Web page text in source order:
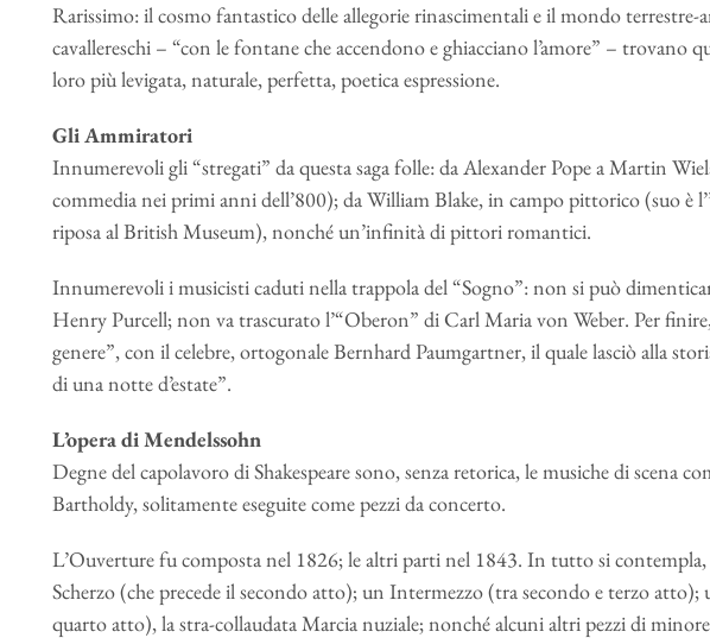
Rarissimo: il cosmo fantastico delle allegorie rinascimentali e il mondo terrestre-
cavallereschi – “con le fontane che accendono e ghiacciano l’amore” – trovano
loro più levigata, naturale, perfetta, poetica espressione.
Gli Ammiratori
Innumerevoli gli “stregati” da questa saga folle: da Alexander Pope a Martin
commedia nei primi anni dell’800); da William Blake, in campo pittorico (suo è
riposa al British Museum), nonché un’infinità di pittori romantici.
Innumerevoli i musicisti caduti nella trappola del “Sogno”: non si può
Henry Purcell; non va trascurato l’“Oberon” di Carl Maria von Weber. Per
genere”, con il celebre, ortogonale Bernhard Paumgartner, il quale lasciò alla
di una notte d’estate”.
L’opera di Mendelssohn
Degne del capolavoro di Shakespeare sono, senza retorica, le musiche di scena
Bartholdy, solitamente eseguite come pezzi da concerto.
L’Ouverture fu composta nel 1826; le altri parti nel 1843. In tutto si
Scherzo (che precede il secondo atto); un Intermezzo (tra secondo e terzo
quarto atto), la stra-collaudata Marcia nuziale; nonché alcuni altri pezzi di